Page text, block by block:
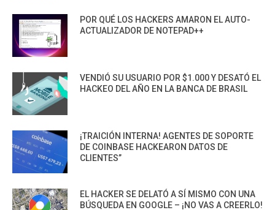
POR QUÉ LOS HACKERS AMARON EL AUTO-
ACTUALIZADOR DE NOTEPAD++
VENDIÓ SU USUARIO POR $1.000 Y DESATÓ EL
HACKEO DEL AÑO EN LA BANCA DE BRASIL
¡TRAICIÓN INTERNA! AGENTES DE SOPORTE
DE COINBASE HACKEARON DATOS DE
CLIENTES”
EL HACKER SE DELATÓ A SÍ MISMO CON UNA
BÚSQUEDA EN GOOGLE – ¡NO VAS A CREERLO!